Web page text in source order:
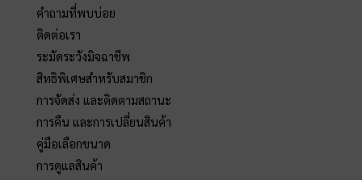
คำถามที่พบบ่อย
ติดต่อเรา
ระมัดระวังมิจฉาชีพ
สิทธิพิเศษสำหรับสมาชิก
การจัดส่ง และติดตามสถานะ
การคืน และการเปลี่ยนสินค้า
คู่มือเลือกขนาด
การดูแลสินค้า